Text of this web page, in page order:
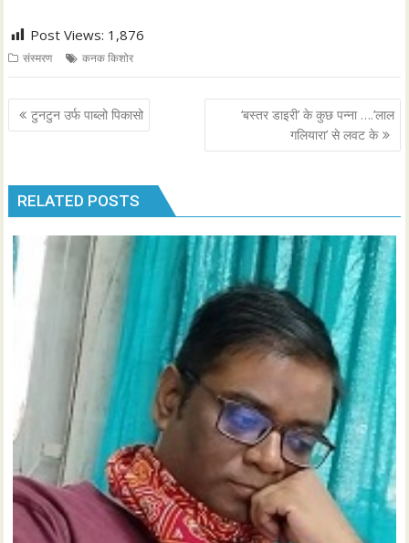
Post Views: 1,876
संस्मरण कनक किशोर
P
o
t
n
a
v
i
g
o
n
टुनटुन उर्फ पाब्लो पिकासो
‘बस्तर डाइरी’ के कुछ पन्ना ….’लाल
गलियारा’ से लवट के
RELATED POSTS